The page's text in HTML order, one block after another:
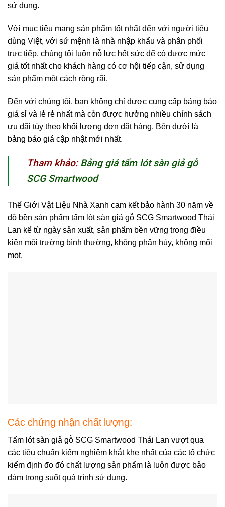
sử dụng.
Với mục tiêu mang sản phẩm tốt nhất đến với người tiêu
dùng Việt, với sứ mệnh là nhà nhập khẩu và phân phối
trực tiếp, chúng tôi luôn nỗ lực hết sức để có được mức
giá tốt nhất cho khách hàng có cơ hội tiếp cận, sử dụng
sản phẩm một cách rộng rãi.
Đến với chúng tôi, bạn không chỉ được cung cấp bảng báo
giá sỉ và lẻ rẻ nhất mà còn được hưởng nhiều chính sách
ưu đãi tùy theo khối lượng đơn đặt hàng. Bên dưới là
bảng báo giá cập nhật mới nhất.
Tham khảo: Bảng giá tấm lót sàn giả gỗ
SCG Smartwood
Thế Giới Vật Liệu Nhà Xanh cam kết bảo hành 30 năm về
độ bền sản phẩm tấm lót sàn giả gỗ SCG Smartwood Thái
Lan kể từ ngày sản xuất, sản phẩm bền vững trong điều
kiện môi trường bình thường, không phân hủy, không mối
mọt.
Các chứng nhận chất lượng:
Tấm lót sàn giả gỗ SCG Smartwood Thái Lan vượt qua
các tiêu chuẩn kiểm nghiệm khắt khe nhất của các tổ chức
kiểm định đo đó chất lượng sản phẩm là luôn được bảo
đảm trong suốt quá trình sử dụng.